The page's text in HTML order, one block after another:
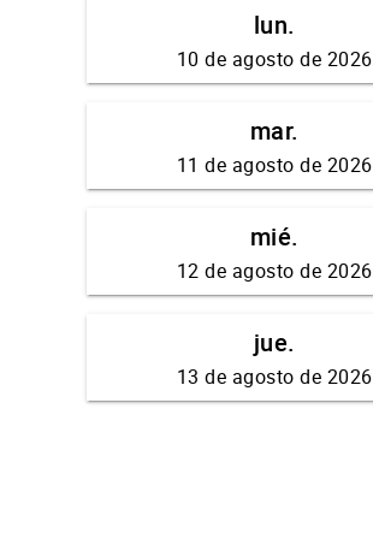
lun.
10 de agosto de 2026
mar.
11 de agosto de 2026
mié.
12 de agosto de 2026
jue.
13 de agosto de 2026